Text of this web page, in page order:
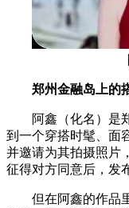
郑州金融岛上的
阿鑫（化名）是
到一个穿搭时髦、面
并邀请为其拍摄照片
征得对方同意后，发
但在阿鑫的作品